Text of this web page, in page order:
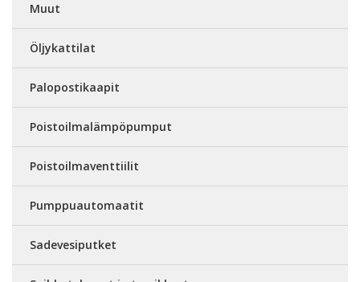
Muut
Öljykattilat
Palopostikaapit
Poistoilmalämpöpumput
Poistoilmaventtiilit
Pumppuautomaatit
Sadevesiputket